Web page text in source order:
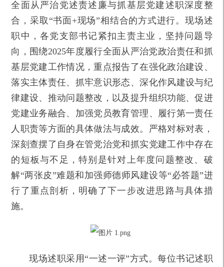
全面从严治党述责述廉与抓基层党建述职深度整
合，采取“书面+现场”相结合的方式进行。现场述
职中，各党支部书记紧扣主责主业，坚持问题导
向，围绕2025年度履行全面从严治党政治责任和抓
基层党建工作情况，重点报告了在强化政治建设、
落实主体责任、抓牢意识形态、深化作风建设与纪
律建设、推动问题整改，以及提升组织功能、促进
党建业务融合、加强党员教育管理、履行第一责任
人职责等方面的具体做法与成效。严格对标对表，
深刻查摆了自身在管党治党和抓实党建工作中存在
的短板与不足，特别是针对上年度问题整改、破
解“两张皮”难题和加强师德师风建设等“必答题”进
行了重点剖析，明确了下一步改进思路与具体措
施。
现场述职采用“一述一评”方式。每位书记述职